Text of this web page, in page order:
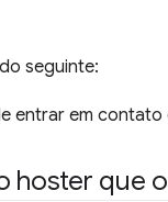
seguinte:
entrar em contato
hoster que